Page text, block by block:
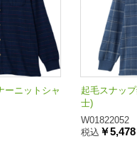
ーニットシャ
起毛スナッ
士)
W01822052
税込 ￥5,478